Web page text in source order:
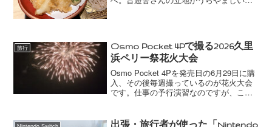
旅行
Osmo Pocket 4Pで撮る2026久里
浜ペリー祭花火大会
Osmo Pocket 4Pを発売日の6月29日に購
入、その後毎週撮っているのが花火大会
です。仕事の予行演習なのですが、これ
した7月4日の横浜ナイトフラワーズ。そ
出張・旅行者が使った「Nintendo